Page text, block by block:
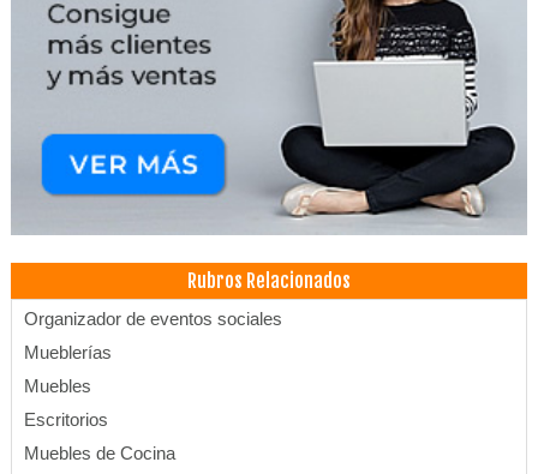
Rubros Relacionados
Organizador de eventos sociales
Mueblerías
Muebles
Escritorios
Muebles de Cocina